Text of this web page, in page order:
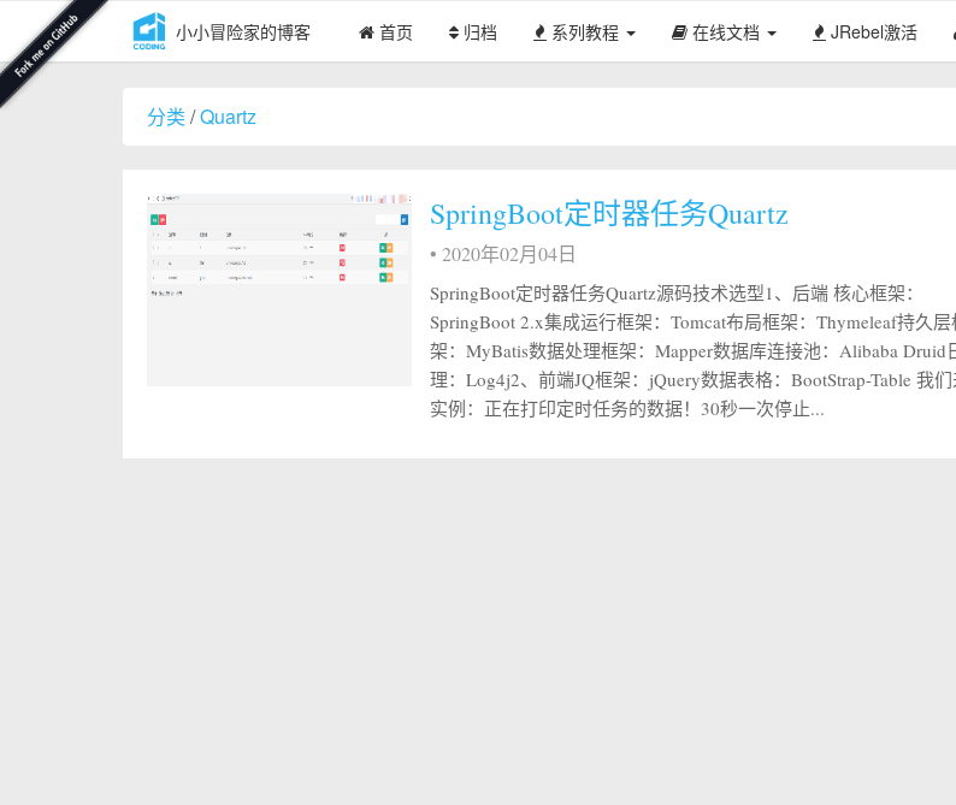
小小冒险家的博客 首页 归档 系列教程 在线文档 JRebel激活
分类 /Quartz
SpringBoot定时器任务Quartz
• 2020年02月04日
SpringBoot定时器任务Quartz源码技术选型1、后端 核心框架：
SpringBoot 2.x集成运行框架：Tomcat布局框架：Thymeleaf持久层
架：MyBatis数据处理框架：Mapper数据库连接池：Alibaba Druid
理：Log4j2、前端JQ框架：jQuery数据表格：BootStrap-Table 我
实例：正在打印定时任务的数据！30秒一次停止...